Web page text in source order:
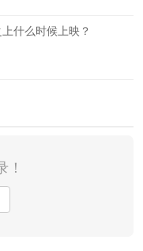
什么时候上映？